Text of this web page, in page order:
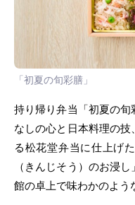
「初夏の旬彩膳」
持り帰り弁当「初夏の旬
なしの心と日本料理の
る松花堂弁当に仕上げ
（きんじそう）のお浸
館の卓上で味わかのよう